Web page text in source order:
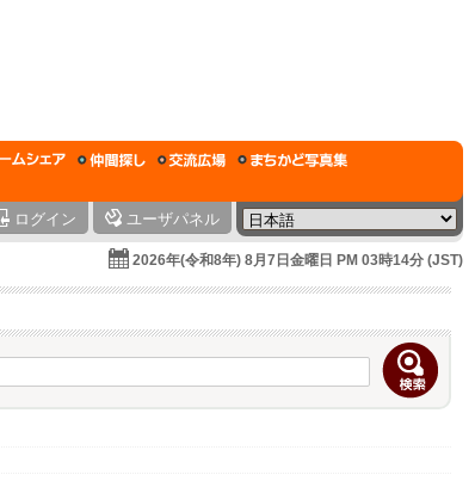
ログイン ユーザパネル
2026年(令和8年) 8月7日金曜日 PM 03時14分 (JST)